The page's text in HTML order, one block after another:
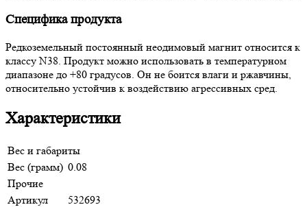
Специфика продукта
Редкоземельный постоянный неодимовый магнит относится к
классу N38. Продукт можно использовать в температурном
диапазоне до +80 градусов. Он не боится влаги и ржавчины,
относительно устойчив к воздействию агрессивных сред.
Характеристики
Вес и габариты
Вес (грамм) 0.08
Прочие
Артикул
532693